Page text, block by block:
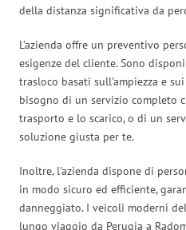
della distanza significativa da
L’azienda offre un preventivo
esigenze del cliente. Sono
trasloco basati sull’ampiezza e
bisogno di un servizio completo
trasporto e lo scarico, o di un
soluzione giusta per te.
Inoltre, l’azienda dispone di
in modo sicuro ed efficiente,
danneggiato. I veicoli moderni
lungo viaggio da Perugia a